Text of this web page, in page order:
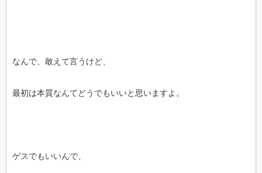
なんで、敢えて言うけど、
最初は本質なんてどうでもいいと思いますよ。
ゲスでもいいんで、